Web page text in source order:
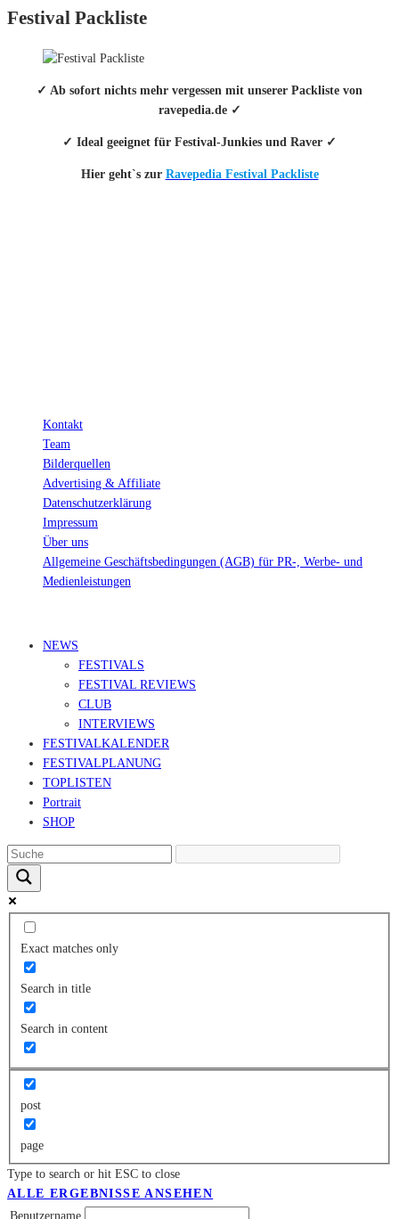
Festival Packliste
✓ Ab sofort nichts mehr vergessen mit unserer Packliste von
ravepedia.de ✓
✓ Ideal geeignet für Festival-Junkies und Raver ✓
Hier geht`s zur Ravepedia Festival Packliste
Kontakt
Team
Bilderquellen
Advertising & Affiliate
Datenschutzerklärung
Impressum
Über uns
Allgemeine Geschäftsbedingungen (AGB) für PR-, Werbe- und
Medienleistungen
NEWS
FESTIVALS
FESTIVAL REVIEWS
CLUB
INTERVIEWS
FESTIVALKALENDER
FESTIVALPLANUNG
TOPLISTEN
Portrait
SHOP
Exact matches only
Search in title
Search in content
post
page
Type to search or hit ESC to close
ALLE ERGEBNISSE ANSEHEN
Benutzername